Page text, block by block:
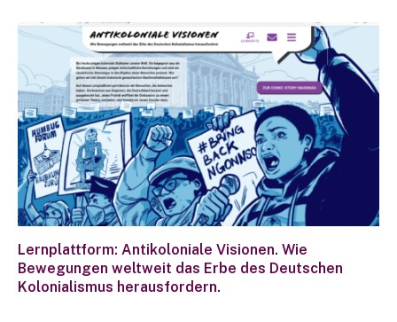
Lernplattform: Antikoloniale Visionen. Wie
Bewegungen weltweit das Erbe des Deutschen
Kolonialismus herausfordern.